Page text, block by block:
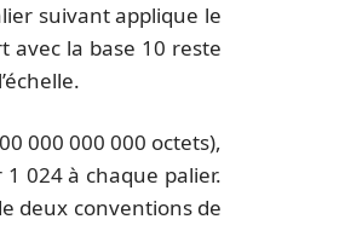
suivant applique le
avec la base 10 reste
000 000 000 octets),
024 à chaque palier.
deux conventions de